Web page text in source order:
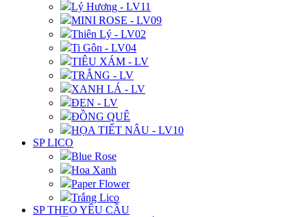
Lý Hương - LV11
MINI ROSE - LV09
Thiên Lý - LV02
Ti Gôn - LV04
TIÊU XÁM - LV
TRẮNG - LV
XANH LÁ - LV
ĐEN - LV
ĐỒNG QUÊ
HỌA TIẾT NÂU - LV10
SP LICO
Blue Rose
Hoa Xanh
Paper Flower
Trắng Lico
SP THEO YÊU CẦU